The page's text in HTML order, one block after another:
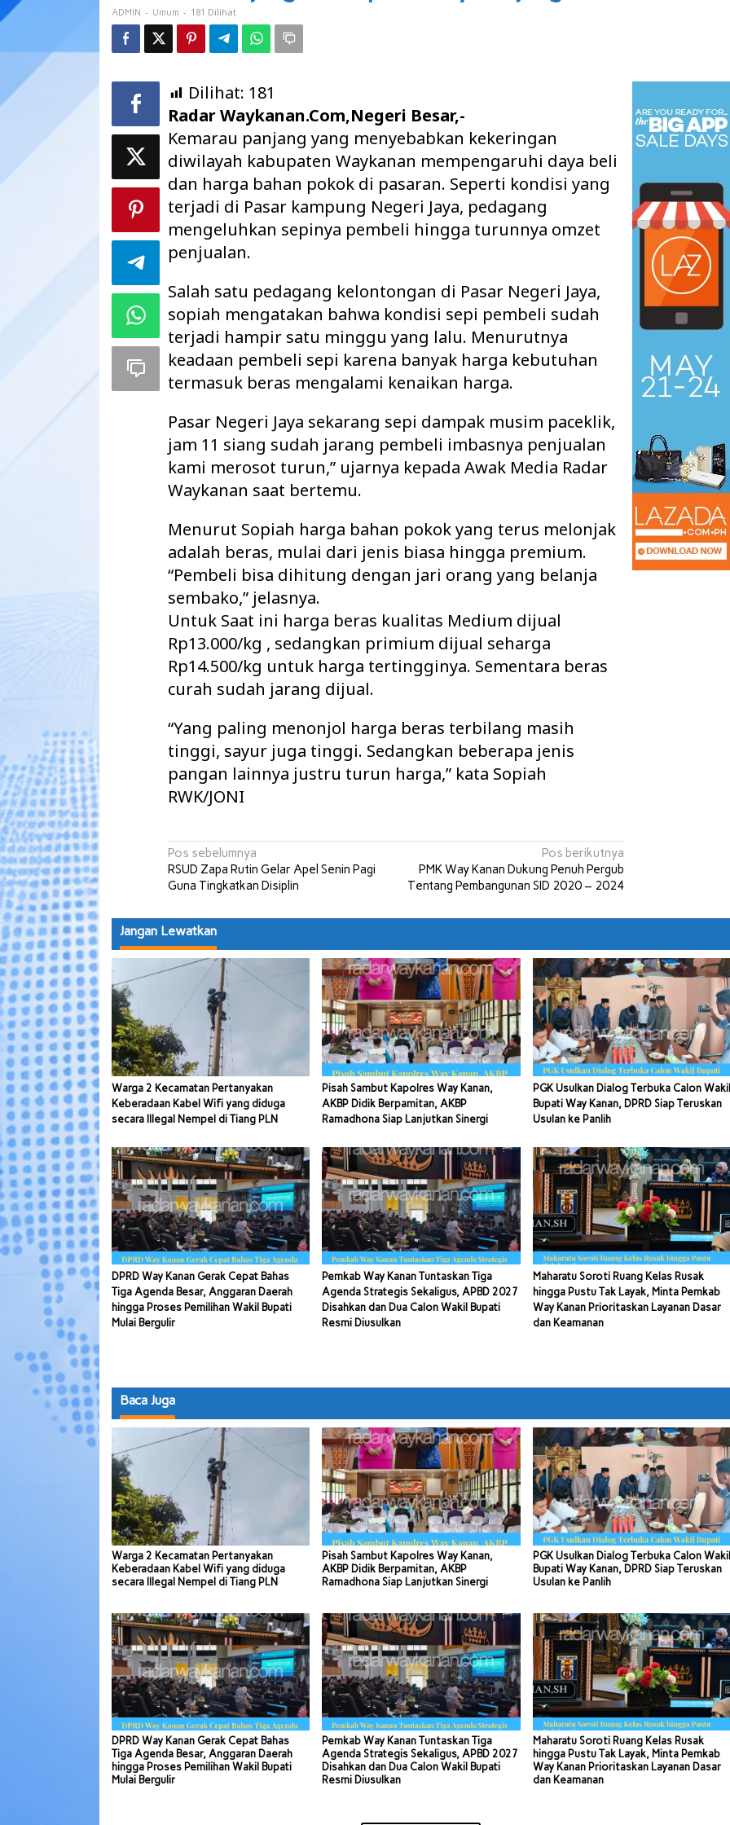
ADMIN - Umum - 181 Dilihat
Dilihat: 181
Radar Waykanan.Com,Negeri Besar,-
Kemarau panjang yang menyebabkan kekeringan
diwilayah kabupaten Waykanan mempengaruhi daya beli
dan harga bahan pokok di pasaran. Seperti kondisi yang
terjadi di Pasar kampung Negeri Jaya, pedagang
mengeluhkan sepinya pembeli hingga turunnya omzet
penjualan.
Salah satu pedagang kelontongan di Pasar Negeri Jaya,
sopiah mengatakan bahwa kondisi sepi pembeli sudah
terjadi hampir satu minggu yang lalu. Menurutnya
keadaan pembeli sepi karena banyak harga kebutuhan
termasuk beras mengalami kenaikan harga.
Pasar Negeri Jaya sekarang sepi dampak musim paceklik,
jam 11 siang sudah jarang pembeli imbasnya penjualan
kami merosot turun,” ujarnya kepada Awak Media Radar
Waykanan saat bertemu.
Menurut Sopiah harga bahan pokok yang terus melonjak
adalah beras, mulai dari jenis biasa hingga premium.
“Pembeli bisa dihitung dengan jari orang yang belanja
sembako,” jelasnya.
Untuk Saat ini harga beras kualitas Medium dijual
Rp13.000/kg , sedangkan primium dijual seharga
Rp14.500/kg untuk harga tertingginya. Sementara beras
curah sudah jarang dijual.
“Yang paling menonjol harga beras terbilang masih
tinggi, sayur juga tinggi. Sedangkan beberapa jenis
pangan lainnya justru turun harga,” kata Sopiah
RWK/JONI
Navigasi
pos
Pos sebelumnya
RSUD Zapa Rutin Gelar Apel Senin Pagi
Guna Tingkatkan Disiplin
Pos berikutnya
PMK Way Kanan Dukung Penuh Pergub
Tentang Pembangunan SID 2020 – 2024
Jangan Lewatkan
Warga 2 Kecamatan Pertanyakan
Keberadaan Kabel Wifi yang diduga
secara Illegal Nempel di Tiang PLN
Pisah Sambut Kapolres Way Kanan,
AKBP Didik Berpamitan, AKBP
Ramadhona Siap Lanjutkan Sinergi
PGK Usulkan Dialog Terbuka Calon Wakil
Bupati Way Kanan, DPRD Siap Teruskan
Usulan ke Panlih
DPRD Way Kanan Gerak Cepat Bahas
Tiga Agenda Besar, Anggaran Daerah
hingga Proses Pemilihan Wakil Bupati
Mulai Bergulir
Pemkab Way Kanan Tuntaskan Tiga
Agenda Strategis Sekaligus, APBD 2027
Disahkan dan Dua Calon Wakil Bupati
Resmi Diusulkan
Maharatu Soroti Ruang Kelas Rusak
hingga Pustu Tak Layak, Minta Pemkab
Way Kanan Prioritaskan Layanan Dasar
dan Keamanan
Baca Juga
Warga 2 Kecamatan Pertanyakan
Keberadaan Kabel Wifi yang diduga
secara Illegal Nempel di Tiang PLN
Pisah Sambut Kapolres Way Kanan,
AKBP Didik Berpamitan, AKBP
Ramadhona Siap Lanjutkan Sinergi
PGK Usulkan Dialog Terbuka Calon Wakil
Bupati Way Kanan, DPRD Siap Teruskan
Usulan ke Panlih
DPRD Way Kanan Gerak Cepat Bahas
Tiga Agenda Besar, Anggaran Daerah
hingga Proses Pemilihan Wakil Bupati
Mulai Bergulir
Pemkab Way Kanan Tuntaskan Tiga
Agenda Strategis Sekaligus, APBD 2027
Disahkan dan Dua Calon Wakil Bupati
Resmi Diusulkan
Maharatu Soroti Ruang Kelas Rusak
hingga Pustu Tak Layak, Minta Pemkab
Way Kanan Prioritaskan Layanan Dasar
dan Keamanan
Pemkab Way Kanan Tuntaskan Tiga
Agenda Strategis Sekaligus, APBD
2027 Disahkan d…
Warga 2 Kecamatan Pertanyakan
Keberadaan Kabel Wifi yang diduga
secara Illegal N…
Pisah Sambut Kapolres
AKBP Didik Berpamitan,